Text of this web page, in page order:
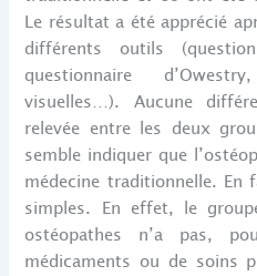
Le résultat a été apprécié
différents outils
questionnaire
visuelles…). Aucune
relevée entre les deux
semble indiquer que
médecine traditionnelle.
simples. En effet, le
ostéopathes n’a pas,
médicaments ou de soins